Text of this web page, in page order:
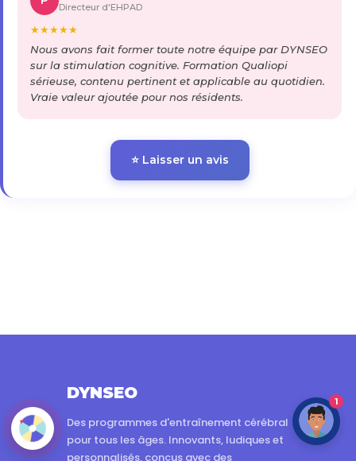
Directeur d'EHPAD
★★★★★
Nous avons fait former toute notre équipe par DYNSEO
sur la stimulation cognitive. Formation Qualiopi
sérieuse, contenu pertinent et applicable au quotidien.
Vraie valeur ajoutée pour nos résidents.
⭐ Laisser un avis
DYNSEO
Des programmes d'entraînement cérébral
pour tous les âges. Innovants, ludiques et
personnalisés, conçus avec des
1